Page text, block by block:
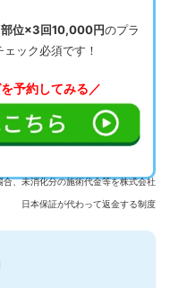
部位×3回10,000円のプラ
ック必須です！
予約してみる／
、未消化分の施術代金等を株式会社
日本保証が代わって返金する制度